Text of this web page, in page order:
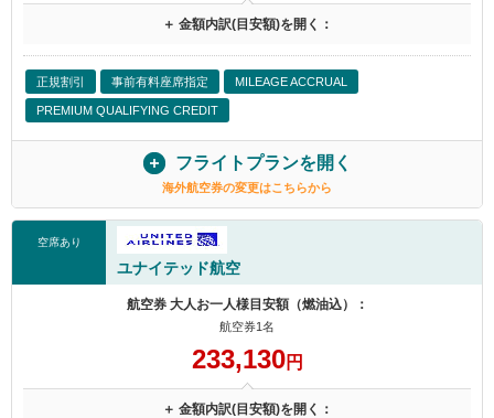
＋ 金額内訳(目安額)を開く：
正規割引 事前有料座席指定 MILEAGE ACCRUAL
PREMIUM QUALIFYING CREDIT
フライトプランを開く
海外航空券の変更はこちらから
空席あり
ユナイテッド航空
航空券 大人お一人様目安額（燃油込）：
航空券1名
233,130円
＋ 金額内訳(目安額)を開く：